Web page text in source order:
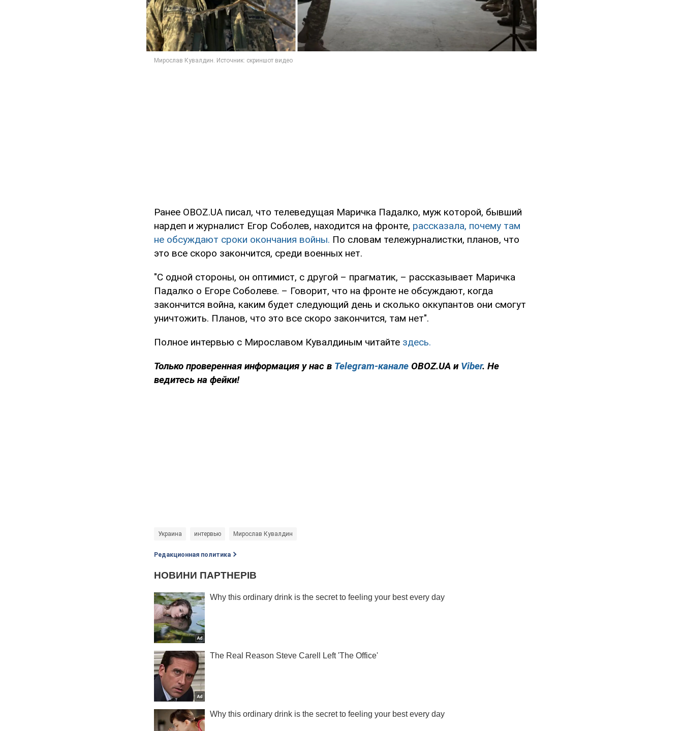
Ранее ОBOZ.UA писал, что телеведущая Маричка Падалко, муж которой, бывший
нардеп и журналист Егор Соболев, находится на фронте, рассказала, почему там
не обсуждают сроки окончания войны. По словам тележурналистки, планов, что
это все скоро закончится, среди военных нет.
"С одной стороны, он оптимист, с другой – прагматик, – рассказывает Маричка
Падалко о Егоре Соболеве. – Говорит, что на фронте не обсуждают, когда
закончится война, каким будет следующий день и сколько оккупантов они смогут
уничтожить. Планов, что это все скоро закончится, там нет".
Полное интервью с Мирославом Кувалдиным читайте здесь.
Только проверенная информация у нас в Telegram-канале OBOZ.UA и Viber. Не
ведитесь на фейки!
Украина интервью Мирослав Кувалдин
Редакционная политика